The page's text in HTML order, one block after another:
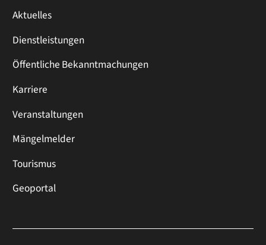
Aktuelles
Dienstleistungen
Öffentliche Bekanntmachungen
Karriere
Veranstaltungen
Mängelmelder
Tourismus
Geoportal